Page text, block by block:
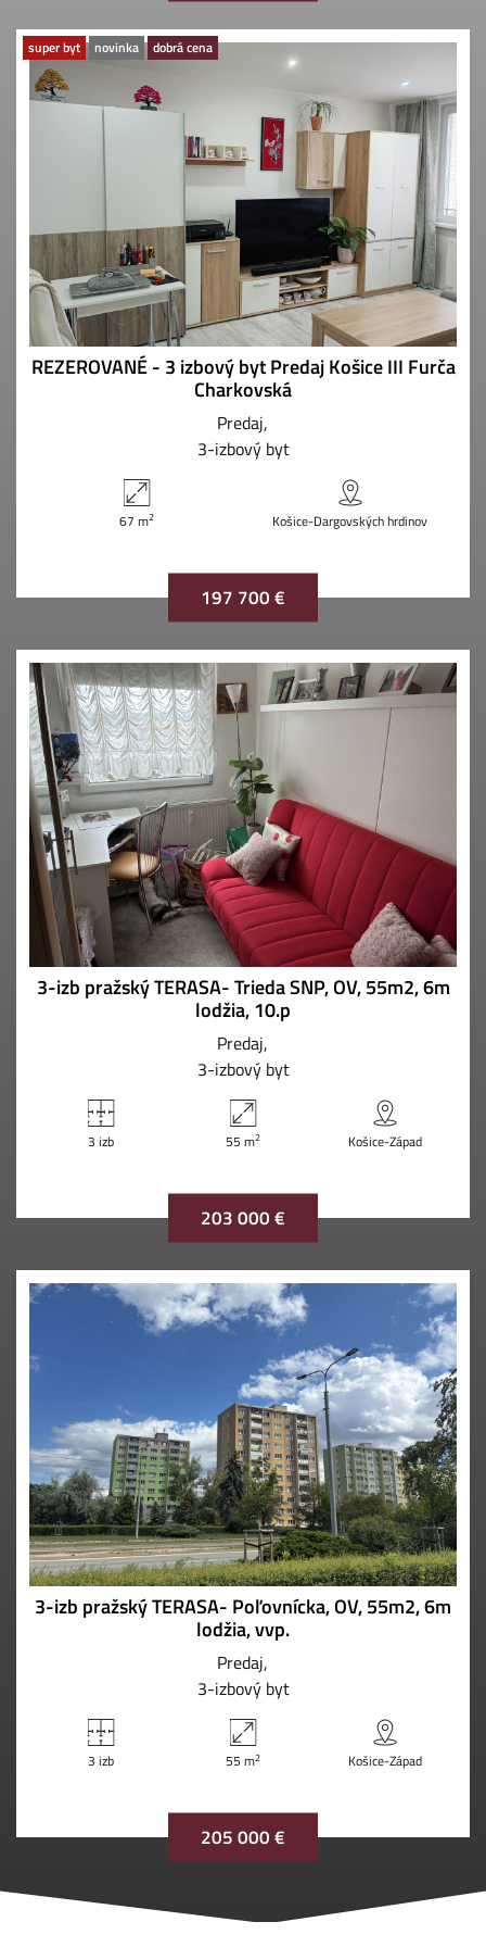
super byt novinka dobrá cena
REZEROVANÉ - 3 izbový byt Predaj Košice III Furča
Charkovská
Predaj
3-izbový byt
67 m2 Košice-Dargovských hrdinov
197 700 €
3-izb pražský TERASA- Trieda SNP, OV, 55m2, 6m
lodžia, 10.p
Predaj
3-izbový byt
3 izb 55 m2 Košice-Západ
203 000 €
3-izb pražský TERASA- Poľovnícka, OV, 55m2, 6m
lodžia, vvp.
Predaj
3-izbový byt
3 izb 55 m2 Košice-Západ
205 000 €